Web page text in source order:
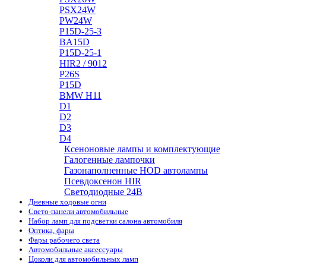
PSX24W
PW24W
P15D-25-3
BA15D
P15D-25-1
HIR2 / 9012
P26S
P15D
BMW H11
D1
D2
D3
D4
Ксеноновые лампы и комплектующие
Галогенные лампочки
Газонаполненные HOD автолампы
Псевдоксенон HIR
Cветодиодные 24B
Дневные ходовые огни
Свето-панели автомобильные
Набор ламп для подсветки салона автомобиля
Оптика, фары
Фары рабочего света
Автомобильные аксессуары
Цоколи для автомобильных ламп